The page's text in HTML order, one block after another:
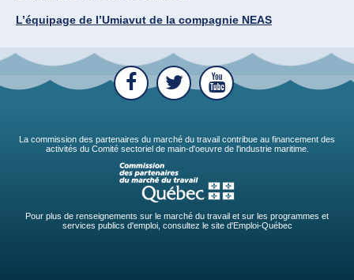
L’équipage de l’Umiavut de la compagnie NEAS
La commission des partenaires du marché du travail contribue au financement des
activités du Comité sectoriel de main-d'oeuvre de l'industrie maritime.
Pour plus de renseignements sur le marché du travail et sur les programmes et
services publics d'emploi, consultez le site d'Emploi-Québec